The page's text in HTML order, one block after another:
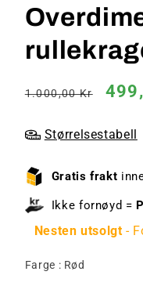
Vanlig
1.000,00 Kr
Størrelsestabell
Gratis frakt
Ikke fornøyd =
Nesten utsolgt
Farge : Rød